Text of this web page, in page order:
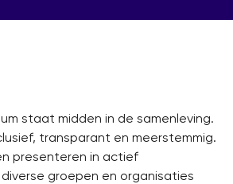
staat midden in de samenleving.
transparant en meerstemmig.
presenteren in actief
groepen en organisaties